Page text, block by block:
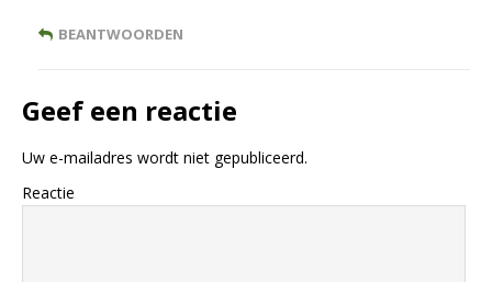
BEANTWOORDEN
Geef een reactie
Uw e-mailadres wordt niet gepubliceerd.
Reactie